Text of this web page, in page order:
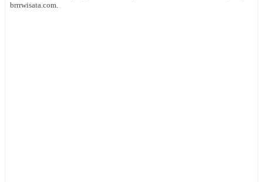
brrrwisata.com.